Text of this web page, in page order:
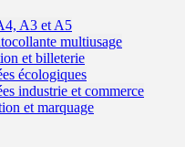
A3 et A5
multiusage
et billeterie
écologiques
industrie et commerce
et marquage